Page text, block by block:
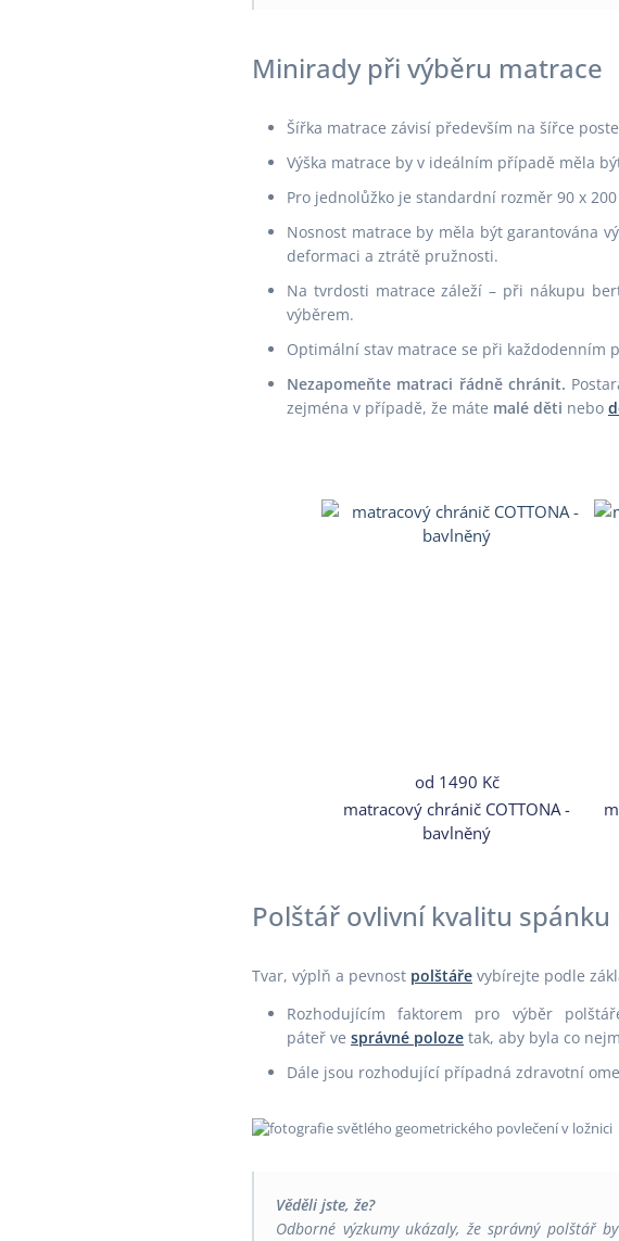
Minirady při výběru matrace
Šířka matrace závisí především na šířce
Výška matrace by v ideálním případě měla
Pro jednolůžko je standardní rozměr 90 x
Nosnost matrace by měla být garantována
deformaci a ztrátě pružnosti.
Na tvrdosti matrace záleží – při nákupu
výběrem.
Optimální stav matrace se při každodenním
Nezapomeňte matraci řádně chránit.
zejména v případě, že máte malé děti nebo
od 1490 Kč
matracový chránič COTTONA -
bavlněný
Polštář ovlivní kvalitu spánku
Tvar, výplň a pevnost polštáře vybírejte podle
Rozhodujícím faktorem pro výběr
páteř ve správné poloze tak, aby byla co
Dále jsou rozhodující případná zdravotní
Věděli jste, že?
Odborné výzkumy ukázaly, že správný